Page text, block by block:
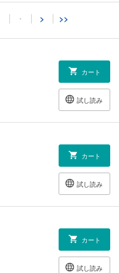
・ > >>
カート
試し読み
カート
試し読み
カート
試し読み